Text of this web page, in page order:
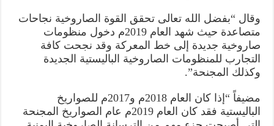
وقال “بفضل الله تعالى تحقق القوة الصاروخية نجاحات
متصاعدة حيث شهد العام 2019م دخول منظومات
صاروخية جديدة إلى خط المعركة وقد نجحت كافة
التجارب للمنظومات الصاروخية الباليستية الجديدة
وكذلك المجنحة”.
مضيفاً “إذا كان العام 2018م و2017م للصواريخ
الباليستية فقد كان العام 2019م عام الصواريخ المجنحة